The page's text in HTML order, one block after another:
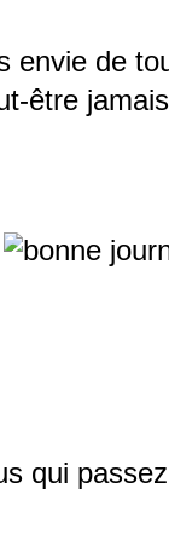
envie de
être
qui